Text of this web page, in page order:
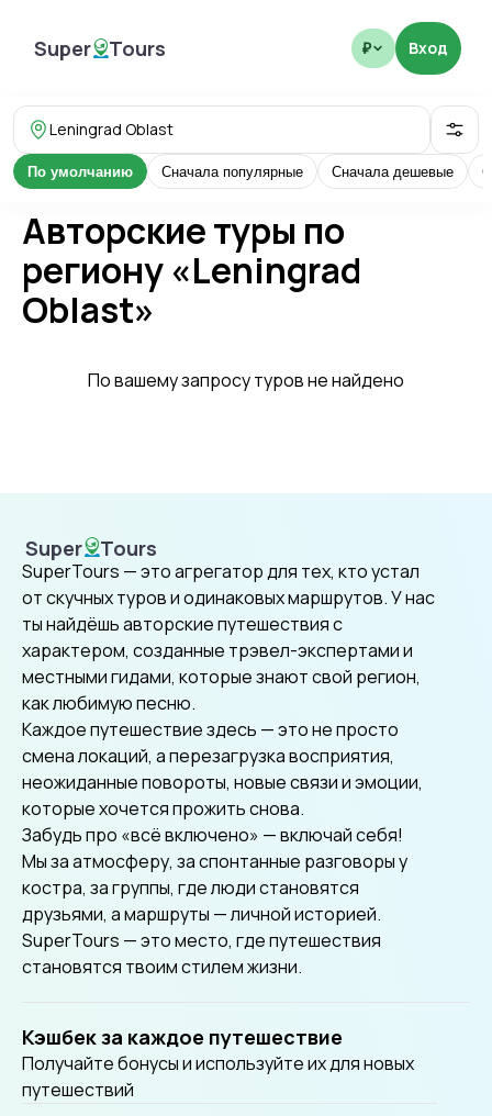
Super Tours
SuperTours ₽ Вход
Leningrad Oblast
По умолчанию Сначала популярные Сначала дешевые
Авторские туры по
региону «Leningrad
Oblast»
По вашему запросу туров не найдено
Super Tours
SuperTours
SuperTours — это агрегатор для тех, кто устал
от скучных туров и одинаковых маршрутов. У нас
ты найдёшь авторские путешествия с
характером, созданные трэвел-экспертами и
местными гидами, которые знают свой регион,
как любимую песню.
Каждое путешествие здесь — это не просто
смена локаций, а перезагрузка восприятия,
неожиданные повороты, новые связи и эмоции,
которые хочется прожить снова.
Забудь про «всё включено» — включай себя!
Мы за атмосферу, за спонтанные разговоры у
костра, за группы, где люди становятся
друзьями, а маршруты — личной историей.
SuperTours — это место, где путешествия
становятся твоим стилем жизни.
Кэшбек за каждое путешествие
Получайте бонусы и используйте их для новых
путешествий